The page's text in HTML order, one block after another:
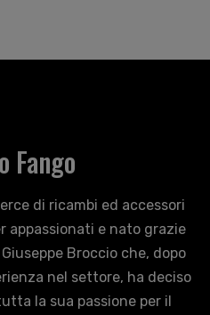
Fango
di ricambi ed accessori
appassionati e nato grazie
Giuseppe Broccio che, dopo
nel settore, ha deciso
la sua passione per il